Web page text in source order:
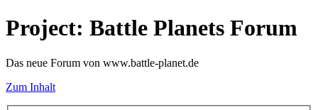
Project: Battle Planets Forum
Das neue Forum von www.battle-planet.de
Zum Inhalt